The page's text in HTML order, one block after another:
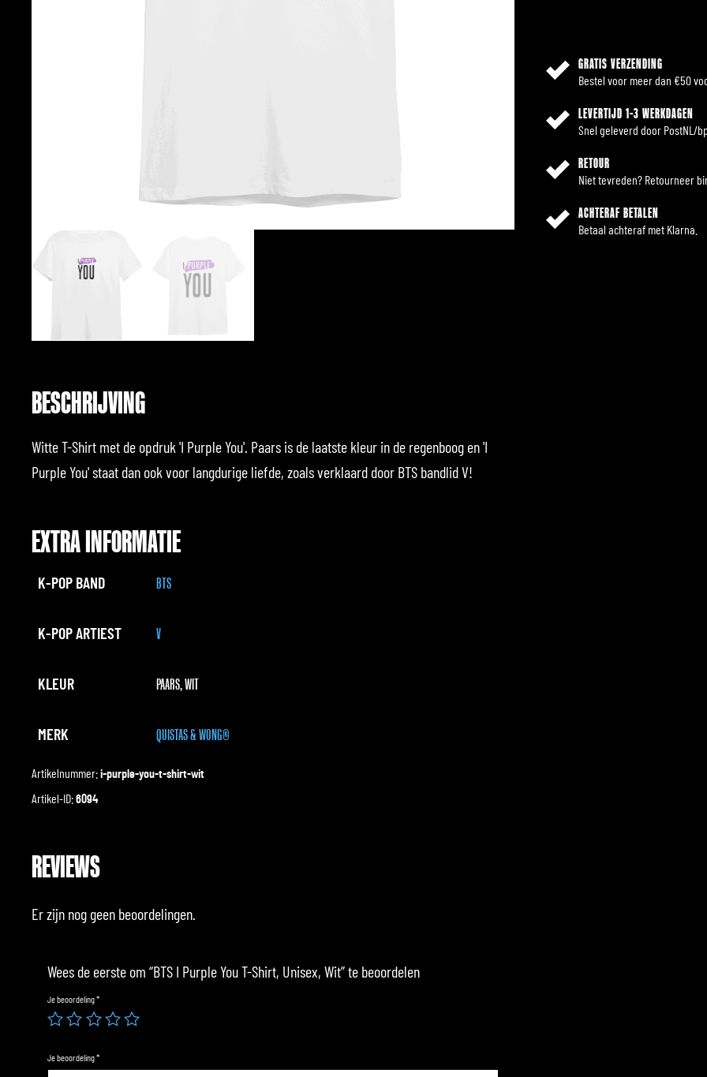
GRATIS VERZENDING
Bestel voor meer dan €50
LEVERTIJD 1-3 WERKDAGEN
Snel geleverd door PostNL/
RETOUR
Niet tevreden? Retourneer
ACHTERAF BETALEN
Betaal achteraf met Klarna.
BESCHRIJVING
Witte T-Shirt met de opdruk 'I Purple You'. Paars is de laatste kleur in de regenboog en 'I
Purple You' staat dan ook voor langdurige liefde, zoals verklaard door BTS bandlid V!
EXTRA INFORMATIE
K-POP BAND BTS
K-POP ARTIEST V
KLEUR PAARS, WIT
MERK QUISTAS & WONG®
Artikelnummer:i-purple-you-t-shirt-wit
Artikel-ID:6094
REVIEWS
Er zijn nog geen beoordelingen.
Wees de eerste om “BTS I Purple You T-Shirt, Unisex, Wit” te beoordelen
Je beoordeling*
Je beoordeling*